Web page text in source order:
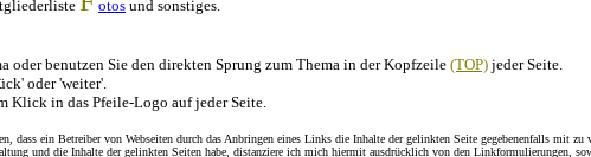
otos und sonstiges.
oder benutzen Sie den direkten Sprung zum Thema in der Kopfzeile (TOP) jeder Seite.
oder 'weiter'.
Klick in das Pfeile-Logo auf jeder Seite.
ein Betreiber von Webseiten durch das Anbringen eines Links die Inhalte der gelinkten Seite gegebenenfalls mit
und die Inhalte der gelinkten Seiten habe, distanziere ich mich hiermit ausdrücklich von den Linkformulierungen,